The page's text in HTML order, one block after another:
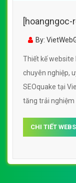
Ngọc
By:
Thiết kế website
chuyên nghiệp,
SEOquake tại
tăng trải nghiệm
CHI TIẾT